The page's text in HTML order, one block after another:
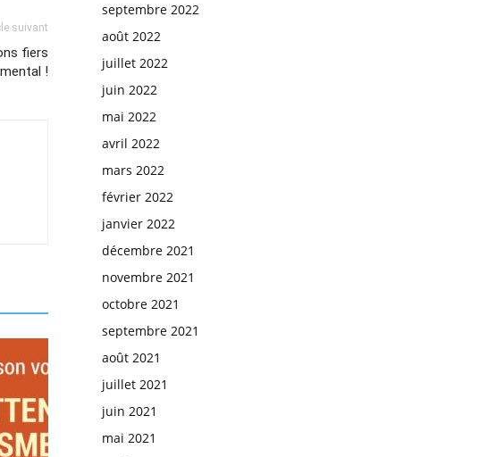
suivant
fiers
!
septembre 2022
août 2022
juillet 2022
juin 2022
mai 2022
avril 2022
mars 2022
février 2022
janvier 2022
décembre 2021
novembre 2021
octobre 2021
septembre 2021
août 2021
juillet 2021
juin 2021
mai 2021